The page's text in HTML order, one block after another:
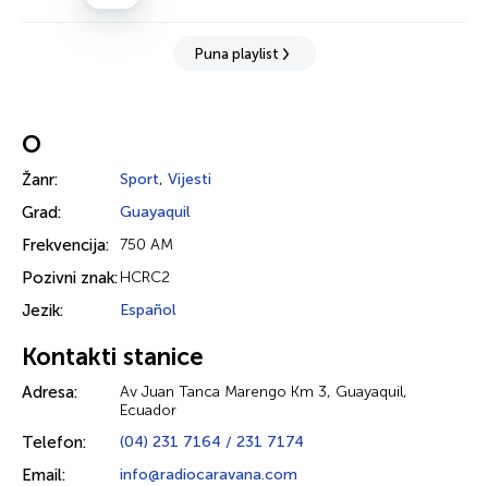
Puna playlist
O
Žanr: Sport, Vijesti
Grad: Guayaquil
Frekvencija: 750 AM
Pozivni znak:HCRC2
Jezik: Español
Kontakti stanice
Adresa:
Av Juan Tanca Marengo Km 3, Guayaquil,
Ecuador
Telefon: (04) 231 7164 / 231 7174
Email: info@radiocaravana.com